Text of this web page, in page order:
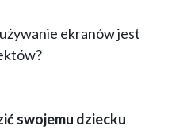
ekranów jest
swojemu dziecku